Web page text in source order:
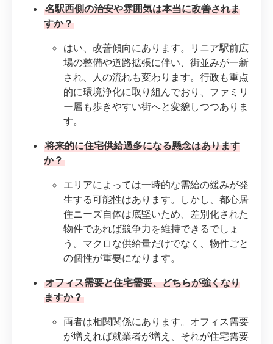
名駅西側の治安や雰囲気は本当に改善されま
すか？
はい、改善傾向にあります。リニア駅前広
場の整備や道路拡張に伴い、街並みが一新
され、人の流れも変わります。行政も重点
的に環境浄化に取り組んでおり、ファミリ
ー層も歩きやすい街へと変貌しつつありま
す。
将来的に住宅供給過多になる懸念はあります
か？
エリアによっては一時的な需給の緩みが発
生する可能性はあります。しかし、都心居
住ニーズ自体は底堅いため、差別化された
物件であれば競争力を維持できるでしょ
う。マクロな供給量だけでなく、物件ごと
の個性が重要になります。
オフィス需要と住宅需要、どちらが強くなり
ますか？
両者は相関関係にあります。オフィス需要
が増えれば就業者が増え、それが住宅需要